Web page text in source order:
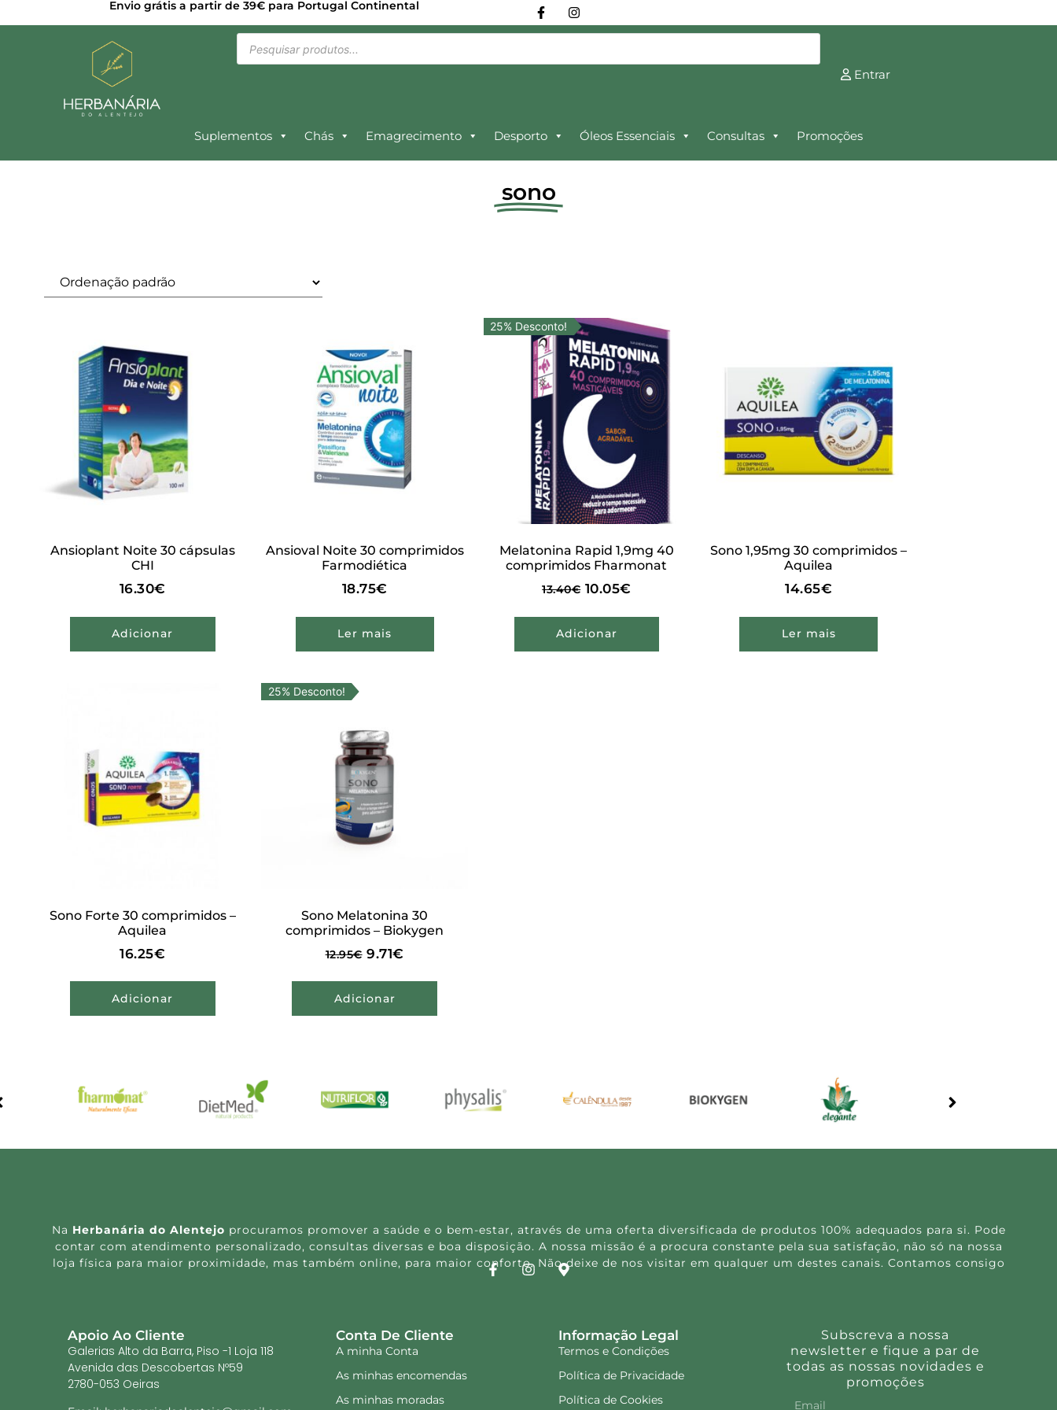
Envio grátis a partir de 39€ para Portugal Continental
Entrar
Suplementos Chás Emagrecimento Desporto Óleos Essenciais Consultas Promoções
sono
Ansioplant Noite 30 cápsulas
CHI
16.30€
Adicionar
Ansioval Noite 30 comprimidos
Farmodiética
18.75€
Ler mais
25% Desconto!
Melatonina Rapid 1,9mg 40
comprimidos Fharmonat
13.40€ 10.05€
Adicionar
Sono 1,95mg 30 comprimidos –
Aquilea
14.65€
Ler mais
Sono Forte 30 comprimidos –
Aquilea
16.25€
Adicionar
25% Desconto!
Sono Melatonina 30
comprimidos – Biokygen
12.95€ 9.71€
Adicionar
Na Herbanária do Alentejo procuramos promover a saúde e o bem-estar, através de uma oferta diversificada de produtos 100% adequados para si. Pode
contar com atendimento personalizado, consultas diversas e boa disposição. A nossa missão é a procura constante pela sua satisfação, não só na nossa
loja física para maior proximidade, mas também online, para maior conforto. Não deixe de nos visitar em qualquer um destes canais. Contamos consigo
Apoio Ao Cliente
Galerias Alto da Barra, Piso -1 Loja 118
Avenida das Descobertas Nº59
2780-053 Oeiras
Conta De Cliente
A minha Conta
As minhas encomendas
As minhas moradas
Informação Legal
Termos e Condições
Política de Privacidade
Política de Cookies
Subscreva a nossa
newsletter e fique a par de
todas as nossas novidades e
promoções